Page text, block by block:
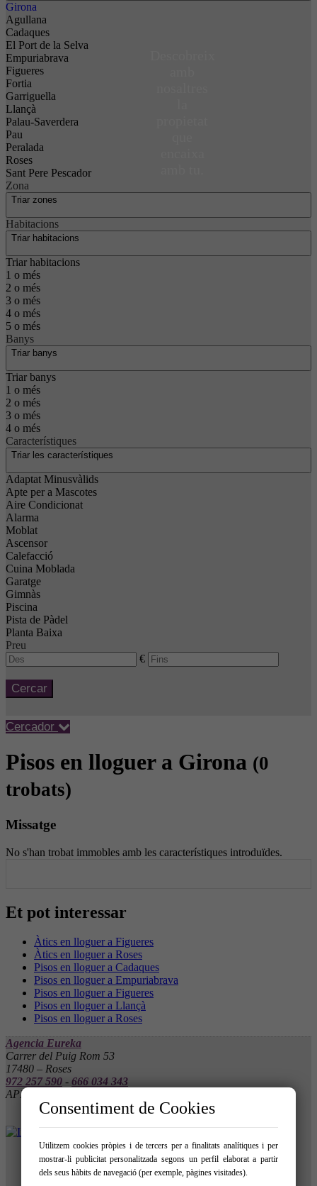
Girona
Agullana
Cadaques
El Port de la Selva
Empuriabrava
Figueres
Fortia
Garriguella
Llançà
Palau-Saverdera
Pau
Peralada
Roses
Sant Pere Pescador
Zona
Triar zones
Habitacions
Triar habitacions
Triar habitacions
1 o més
2 o més
3 o més
4 o més
5 o més
Banys
Triar banys
Triar banys
1 o més
2 o més
3 o més
4 o més
Característiques
Triar les característiques
Adaptat Minusvàlids
Apte per a Mascotes
Aire Condicionat
Alarma
Moblat
Ascensor
Calefacció
Cuina Moblada
Garatge
Gimnàs
Piscina
Pista de Pàdel
Planta Baixa
Preu
€
Cercar
Cercador
Pisos en lloguer a Girona (0
trobats)
Missatge
No s'han trobat immobles amb les característiques introduïdes.
Et pot interessar
Àtics en lloguer a Figueres
Àtics en lloguer a Roses
Pisos en lloguer a Cadaques
Pisos en lloguer a Empuriabrava
Pisos en lloguer a Figueres
Pisos en lloguer a Llançà
Pisos en lloguer a Roses
Agencia Eureka
Carrer del Puig Rom 53
17480 – Roses
972 257 590 - 666 034 343
API 10061 - AICAT 4555
Consentiment de Cookies
Utilitzem cookies pròpies i de tercers per a finalitats analítiques i per
mostrar-li publicitat personalitzada segons un perfil elaborat a partir
dels seus hàbits de navegació (per exemple, pàgines visitades).